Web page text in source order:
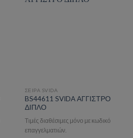
ΣΕΙΡΑ SVIDA
BS44611 SVIDA ΑΓΓΙΣΤΡΟ
ΔΙΠΛΟ
Τιμές διαθέσιμες μόνο με κωδικό
επαγγελματιών.